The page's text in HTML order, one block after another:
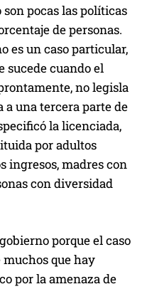
pocas las políticas
de personas.
es un caso particular,
sucede cuando el
no legisla
a una tercera parte de
la licenciada,
por adultos
ingresos, madres con
con diversidad
porque el caso
muchos que hay
por la amenaza de